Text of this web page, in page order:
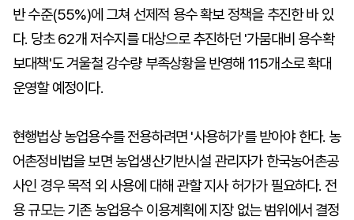
반 수준(55%)에 그쳐 선제적 용수 확보 정책을 추진한 바 있
다. 당초 62개 저수지를 대상으로 추진하던 '가뭄대비 용수확
보대책'도 겨울철 강수량 부족상황을 반영해 115개소로 확대
운영할 예정이다.
현행법상 농업용수를 전용하려면 '사용허가'를 받아야 한다. 농
어촌정비법을 보면 농업생산기반시설 관리자가 한국농어촌공
사인 경우 목적 외 사용에 대해 관할 지사 허가가 필요하다. 전
용 규모는 기존 농업용수 이용계획에 지장 없는 범위에서 결정